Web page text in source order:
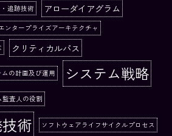
追跡技術 アローダイアグラム
ンタープライズアーキテクチャ
クリティカルパス
の計画及び運用 システム戦略
監査人の役割
術 ソフトウェアライフサイクルプロセス